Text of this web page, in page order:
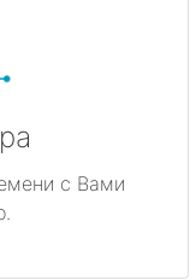
с Вами